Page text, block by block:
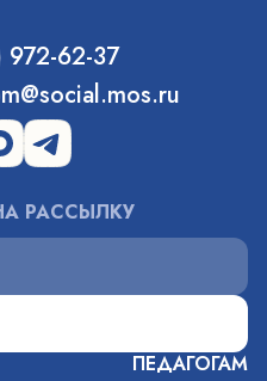
ПЕДАГОГАМ
972-62-37
РАССЫЛКУ